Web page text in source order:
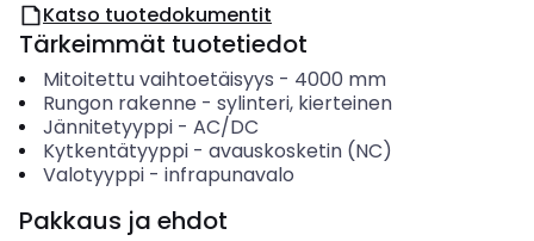
Katso tuotedokumentit
Tärkeimmät tuotetiedot
Mitoitettu vaihtoetäisyys - 4000 mm
Rungon rakenne - sylinteri, kierteinen
Jännitetyyppi- AC/DC
Kytkentätyyppi- avauskosketin (NC)
Valotyyppi- infrapunavalo
Pakkaus ja ehdot